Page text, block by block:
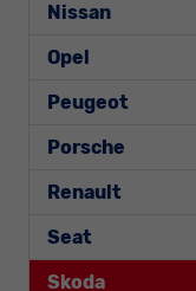
Nissan
Opel
Peugeot
Porsche
Renault
Seat
Skoda